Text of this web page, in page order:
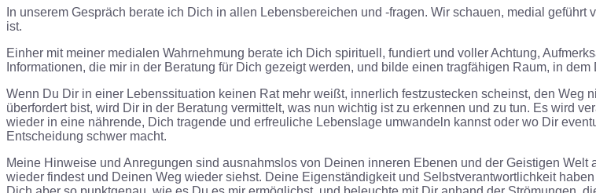
In unserem Gespräch berate ich Dich in allen Lebensbereichen und -fragen. Wir schauen, medial
ist.
Einher mit meiner medialen Wahrnehmung berate ich Dich spirituell, fundiert und voller Achtung,
Informationen, die mir in der Beratung für Dich gezeigt werden, und bilde einen tragfähigen Raum, in
Wenn Du Dir in einer Lebenssituation keinen Rat mehr weißt, innerlich festzustecken scheinst, den Weg
überfordert bist, wird Dir in der Beratung vermittelt, was nun wichtig istzu erkennen und zu tun. Es wird
wieder in eine nährende, Dich tragende und erfreuliche Lebenslage umwandeln kannst oder wo Dir
Entscheidung schwer macht.
Meine Hinweise und Anregungen sind ausnahmslos von Deinen inneren Ebenen und der Geistigen Welt
wieder findest und Deinen Weg wieder siehst. Deine Eigenständigkeit und Selbstverantwortlichkeit